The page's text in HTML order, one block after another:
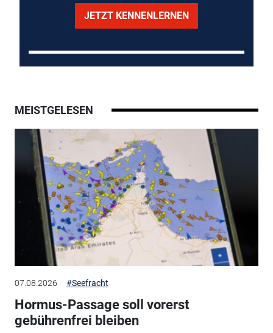
JETZT KENNENLERNEN
MEISTGELESEN
07.08.2026 #Seefracht
Hormus-Passage soll vorerst
gebührenfrei bleiben